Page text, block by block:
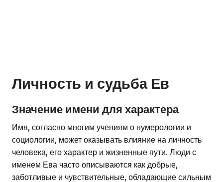
Личность и судьба Ев
Значение имени для характера
Имя, согласно многим учениям о нумерологии и
социологии, может оказывать влияние на личность
человека, его характер и жизненные пути. Люди с
именем Ева часто описываются как добрые,
заботливые и чувствительные, обладающие сильным